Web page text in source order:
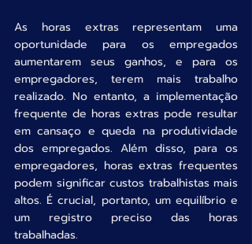
As horas extras representam uma
oportunidade para os empregados
aumentarem seus ganhos, e para os
empregadores, terem mais trabalho
realizado. No entanto, a implementação
frequente de horas extras pode resultar
em cansaço e queda na produtividade
dos empregados. Além disso, para os
empregadores, horas extras frequentes
podem significar custos trabalhistas mais
altos. É crucial, portanto, um equilíbrio e
um registro preciso das horas
trabalhadas.